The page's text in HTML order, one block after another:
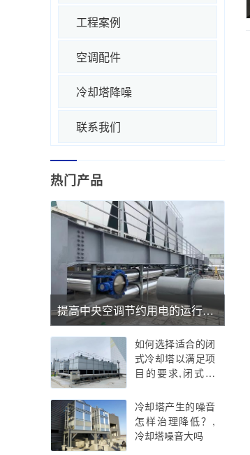
工程案例
空调配件
冷却塔降噪
联系我们
热门产品
提高中央空调节约用电的运行效率办法呢
如何选择适合的闭
式冷却塔以满足项
目的要求,闭式冷
参数
冷却塔产生的噪音
怎样治理降低？,
冷却塔噪音大吗